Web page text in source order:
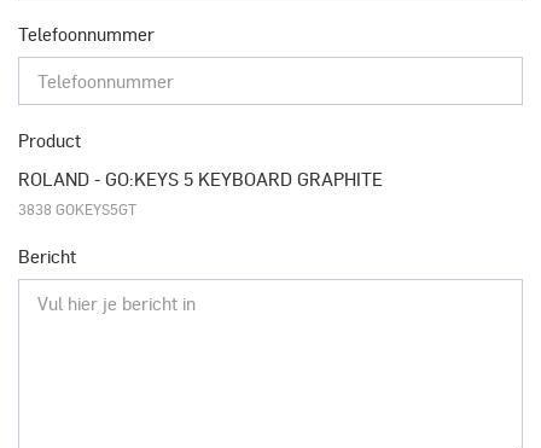
Telefoonnummer
Product
ROLAND - GO:KEYS 5 KEYBOARD GRAPHITE
3838 GOKEYS5GT
Bericht